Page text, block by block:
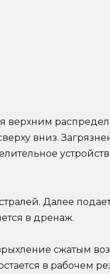
верхним
вниз.
Далее
в дренаж.
сжатым
в рабочем